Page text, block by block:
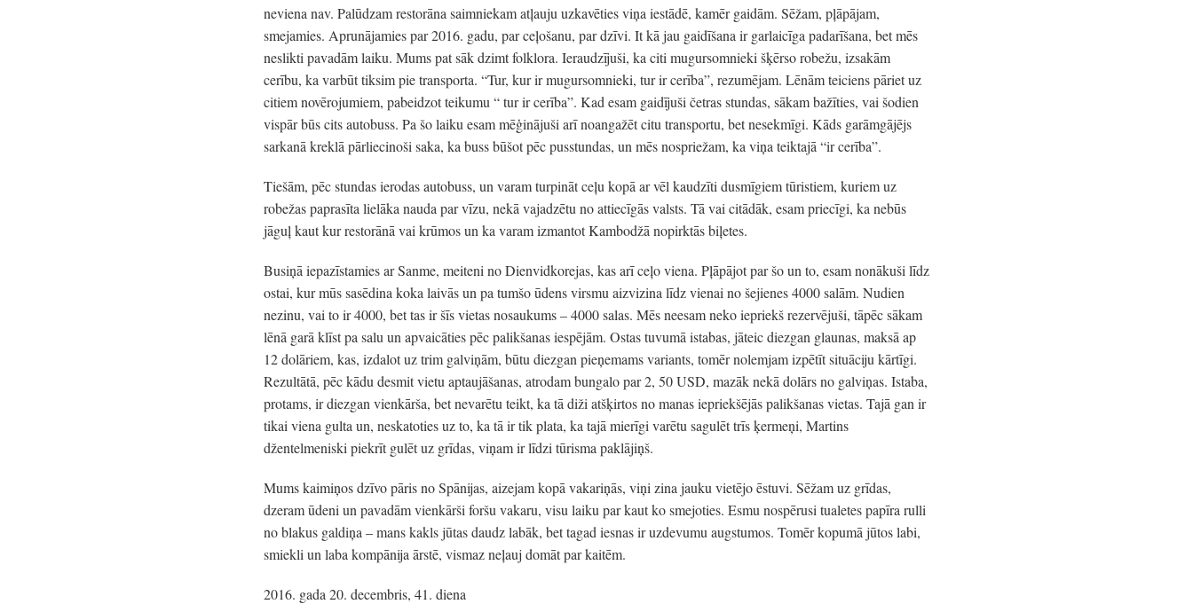
neviena nav. Palūdzam restorāna saimniekam atļauju uzkavēties viņa iestādē, kamēr gaidām. Sēžam, pļāpājam,
smejamies. Aprunājamies par 2016. gadu, par ceļošanu, par dzīvi. It kā jau gaidīšana ir garlaicīga padarīšana, bet mēs
neslikti pavadām laiku. Mums pat sāk dzimt folklora. Ieraudzījuši, ka citi mugursomnieki šķērso robežu, izsakām
cerību, ka varbūt tiksim pie transporta. “Tur, kur ir mugursomnieki, tur ir cerība”, rezumējam. Lēnām teiciens pāriet uz
citiem novērojumiem, pabeidzot teikumu “ tur ir cerība”. Kad esam gaidījuši četras stundas, sākam bažīties, vai šodien
vispār būs cits autobuss. Pa šo laiku esam mēģinājuši arī noangažēt citu transportu, bet nesekmīgi. Kāds garāmgājējs
sarkanā kreklā pārliecinoši saka, ka buss būšot pēc pusstundas, un mēs nospriežam, ka viņa teiktajā “ir cerība”.
Tiešām, pēc stundas ierodas autobuss, un varam turpināt ceļu kopā ar vēl kaudzīti dusmīgiem tūristiem, kuriem uz
robežas paprasīta lielāka nauda par vīzu, nekā vajadzētu no attiecīgās valsts. Tā vai citādāk, esam priecīgi, ka nebūs
jāguļ kaut kur restorānā vai krūmos un ka varam izmantot Kambodžā nopirktās biļetes.
Busiņā iepazīstamies ar Sanme, meiteni no Dienvidkorejas, kas arī ceļo viena. Pļāpājot par šo un to, esam nonākuši līdz
ostai, kur mūs sasēdina koka laivās un pa tumšo ūdens virsmu aizvizina līdz vienai no šejienes 4000 salām. Nudien
nezinu, vai to ir 4000, bet tas ir šīs vietas nosaukums – 4000 salas. Mēs neesam neko iepriekš rezervējuši, tāpēc sākam
lēnā garā klīst pa salu un apvaicāties pēc palikšanas iespējām. Ostas tuvumā istabas, jāteic diezgan glaunas, maksā ap
12 dolāriem, kas, izdalot uz trim galviņām, būtu diezgan pieņemams variants, tomēr nolemjam izpētīt situāciju kārtīgi.
Rezultātā, pēc kādu desmit vietu aptaujāšanas, atrodam bungalo par 2, 50 USD, mazāk nekā dolārs no galviņas. Istaba,
protams, ir diezgan vienkārša, bet nevarētu teikt, ka tā diži atšķirtos no manas iepriekšējās palikšanas vietas. Tajā gan ir
tikai viena gulta un, neskatoties uz to, ka tā ir tik plata, ka tajā mierīgi varētu sagulēt trīs ķermeņi, Martins
džentelmeniski piekrīt gulēt uz grīdas, viņam ir līdzi tūrisma paklājiņš.
Mums kaimiņos dzīvo pāris no Spānijas, aizejam kopā vakariņās, viņi zina jauku vietējo ēstuvi. Sēžam uz grīdas,
dzeram ūdeni un pavadām vienkārši foršu vakaru, visu laiku par kaut ko smejoties. Esmu nospērusi tualetes papīra rulli
no blakus galdiņa – mans kakls jūtas daudz labāk, bet tagad iesnas ir uzdevumu augstumos. Tomēr kopumā jūtos labi,
smiekli un laba kompānija ārstē, vismaz neļauj domāt par kaitēm.
2016. gada 20. decembris, 41. diena